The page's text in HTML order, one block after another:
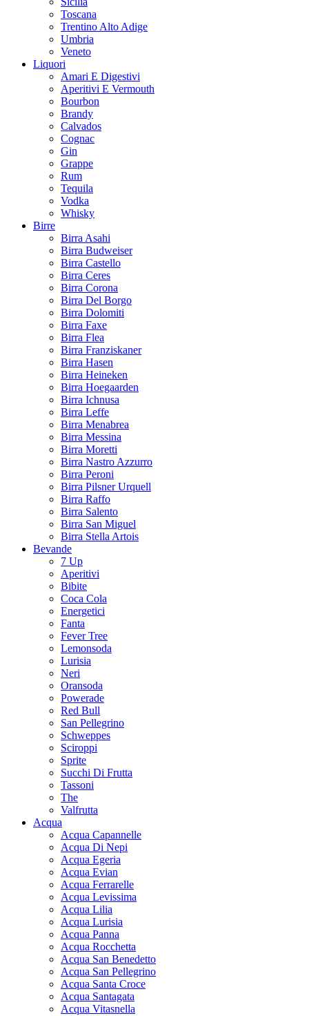
Toscana
Trentino Alto Adige
Umbria
Veneto
Liquori
Amari E Digestivi
Aperitivi E Vermouth
Bourbon
Brandy
Calvados
Cognac
Gin
Grappe
Rum
Tequila
Vodka
Whisky
Birre
Birra Asahi
Birra Budweiser
Birra Castello
Birra Ceres
Birra Corona
Birra Del Borgo
Birra Dolomiti
Birra Faxe
Birra Flea
Birra Franziskaner
Birra Hasen
Birra Heineken
Birra Hoegaarden
Birra Ichnusa
Birra Leffe
Birra Menabrea
Birra Messina
Birra Moretti
Birra Nastro Azzurro
Birra Peroni
Birra Pilsner Urquell
Birra Raffo
Birra Salento
Birra San Miguel
Birra Stella Artois
Bevande
7 Up
Aperitivi
Bibite
Coca Cola
Energetici
Fanta
Fever Tree
Lemonsoda
Lurisia
Neri
Oransoda
Powerade
Red Bull
San Pellegrino
Schweppes
Sciroppi
Sprite
Succhi Di Frutta
Tassoni
The
Valfrutta
Acqua
Acqua Capannelle
Acqua Di Nepi
Acqua Egeria
Acqua Evian
Acqua Ferrarelle
Acqua Levissima
Acqua Lilia
Acqua Lurisia
Acqua Panna
Acqua Rocchetta
Acqua San Benedetto
Acqua San Pellegrino
Acqua Santa Croce
Acqua Santagata
Acqua Vitasnella